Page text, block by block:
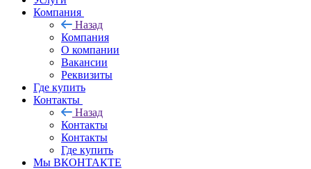
Компания
Назад
Компания
О компании
Вакансии
Реквизиты
Где купить
Контакты
Назад
Контакты
Контакты
Где купить
Мы ВКОНТАКТЕ